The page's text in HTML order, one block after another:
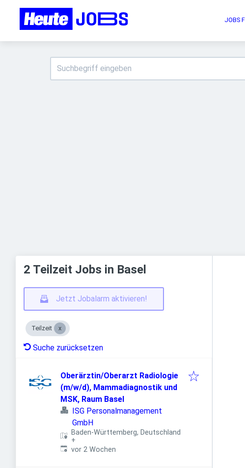
JOBS
2 Teilzeit Jobs in Basel
Jetzt Jobalarm aktivieren!
Teilzeit
Suche zurücksetzen
Oberärztin/Oberarzt Radiologie
(m/w/d), Mammadiagnostik und
MSK, Raum Basel
ISG Personalmanagement
GmbH
Baden-Württemberg, Deutschland
+
Veröffentlicht:
vor 2 Wochen